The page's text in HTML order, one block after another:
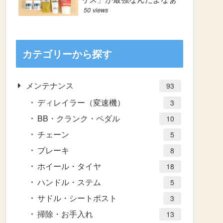
50 views
カテゴリーから探す
メンテナンス 93
ディレイラー（変速機） 3
BB・クランク・ペダル 10
チェーン 5
ブレーキ 8
ホイール・タイヤ 18
ハンドル・ステム 5
サドル・シートポスト 3
掃除・お手入れ 13